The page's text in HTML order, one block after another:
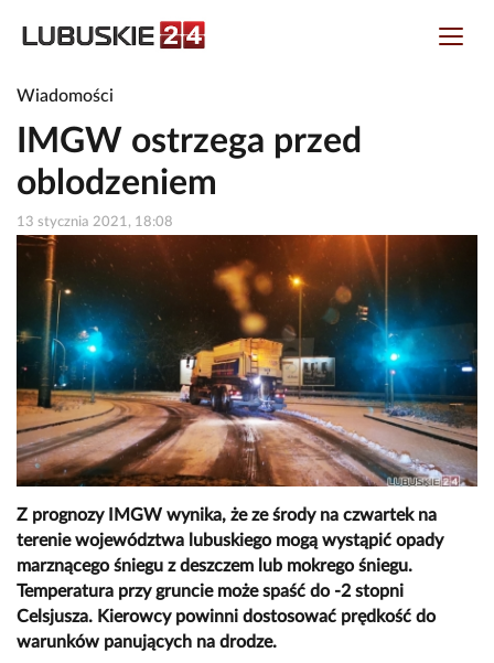
Wiadomości
IMGW ostrzega przed
oblodzeniem
13 stycznia 2021, 18:08
Z prognozy IMGW wynika, że ze środy na czwartek na
terenie województwa lubuskiego mogą wystąpić opady
marznącego śniegu z deszczem lub mokrego śniegu.
Temperatura przy gruncie może spaść do -2 stopni
Celsjusza. Kierowcy powinni dostosować prędkość do
warunków panujących na drodze.